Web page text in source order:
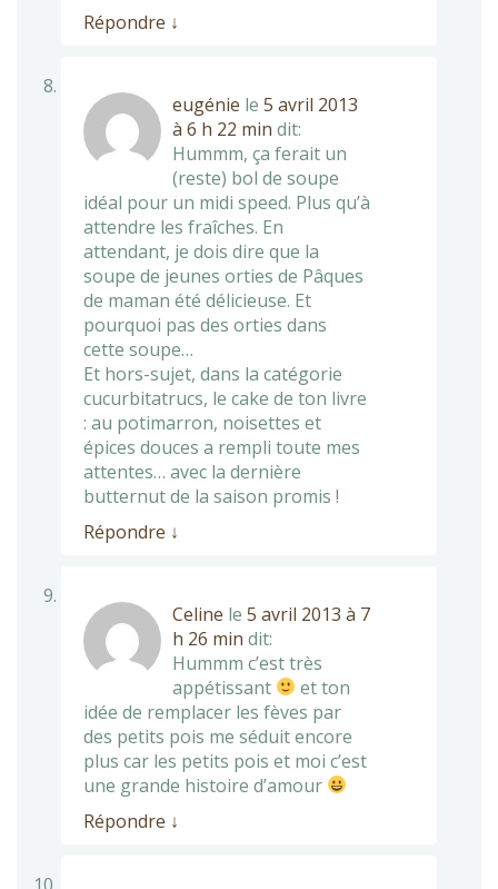
Répondre ↓
eugénie le 5 avril 2013
à 6 h 22 min dit:
Hummm, ça ferait un
(reste) bol de soupe
idéal pour un midi speed. Plus qu’à
attendre les fraîches. En
attendant, je dois dire que la
soupe de jeunes orties de Pâques
de maman été délicieuse. Et
pourquoi pas des orties dans
cette soupe…
Et hors-sujet, dans la catégorie
cucurbitatrucs, le cake de ton livre
: au potimarron, noisettes et
épices douces a rempli toute mes
attentes… avec la dernière
butternut de la saison promis !
Répondre ↓
Celine le 5 avril 2013 à 7
h 26 min dit:
Hummm c’est très
appétissant
et ton
idée de remplacer les fèves par
des petits pois me séduit encore
plus car les petits pois et moi c’est
une grande histoire d’amour
Répondre ↓